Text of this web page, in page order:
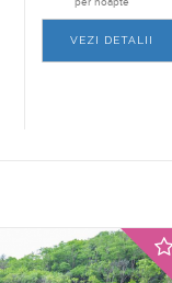
VEZI DETALII